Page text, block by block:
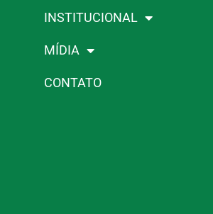
INSTITUCIONAL
MÍDIA
CONTATO